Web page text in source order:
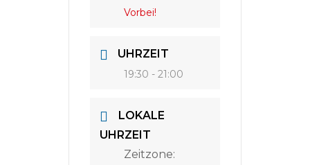
Vorbei!
UHRZEIT
19:30 - 21:00
LOKALE
UHRZEIT
Zeitzone: